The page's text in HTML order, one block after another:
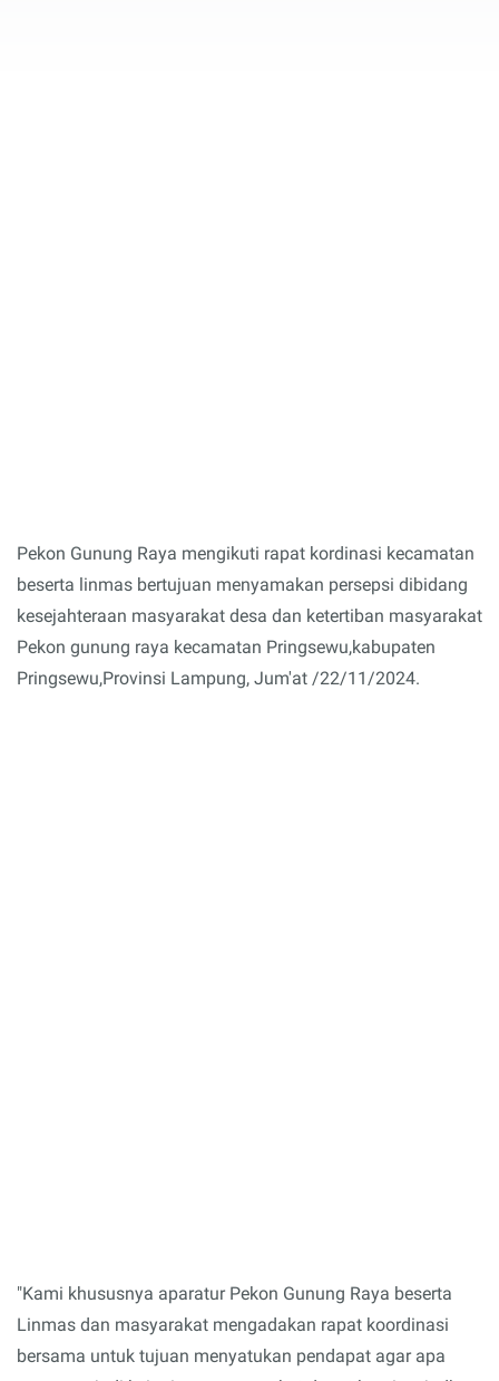
Pekon Gunung Raya mengikuti rapat kordinasi kecamatan
beserta linmas bertujuan menyamakan persepsi dibidang
kesejahteraan masyarakat desa dan ketertiban masyarakat
Pekon gunung raya kecamatan Pringsewu,kabupaten
Pringsewu,Provinsi Lampung, Jum'at /22/11/2024.
"Kami khususnya aparatur Pekon Gunung Raya beserta
Linmas dan masyarakat mengadakan rapat koordinasi
bersama untuk tujuan menyatukan pendapat agar apa